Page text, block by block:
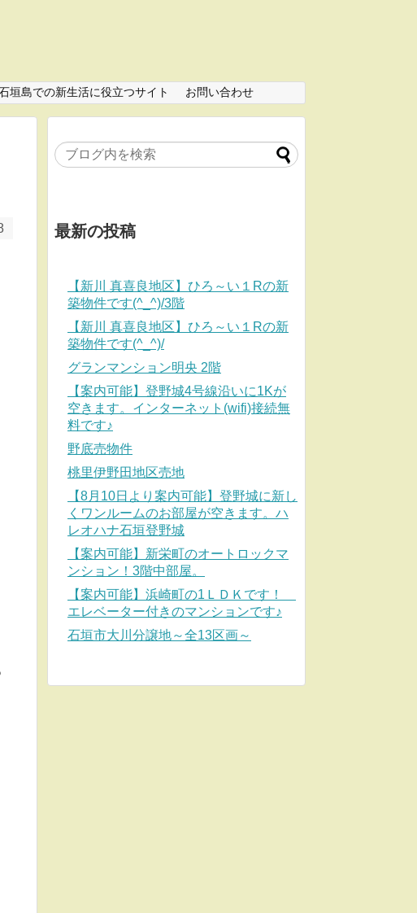
垣島での新生活に役立つサイト お問い合わせ
最新の投稿
【新川 真喜良地区】ひろ～い１Rの新
築物件です(^_^)/3階
【新川 真喜良地区】ひろ～い１Rの新
築物件です(^_^)/
グランマンション明央 2階
【案内可能】登野城4号線沿いに1Kが
空きます。インターネット(wifi)接続無
料です♪
野底売物件
桃里伊野田地区売地
【8月10日より案内可能】登野城に新し
くワンルームのお部屋が空きます。ハ
レオハナ石垣登野城
【案内可能】新栄町のオートロックマ
ンション！3階中部屋。
【案内可能】浜崎町の1ＬＤＫです！
エレベーター付きのマンションです♪
石垣市大川分譲地～全13区画～